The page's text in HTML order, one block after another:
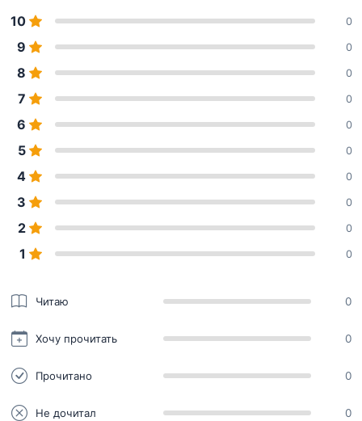
10 0
9 0
8 0
7 0
6 0
5 0
4 0
3 0
2 0
1 0
Читаю 0
Хочу прочитать 0
Прочитано 0
Не дочитал 0